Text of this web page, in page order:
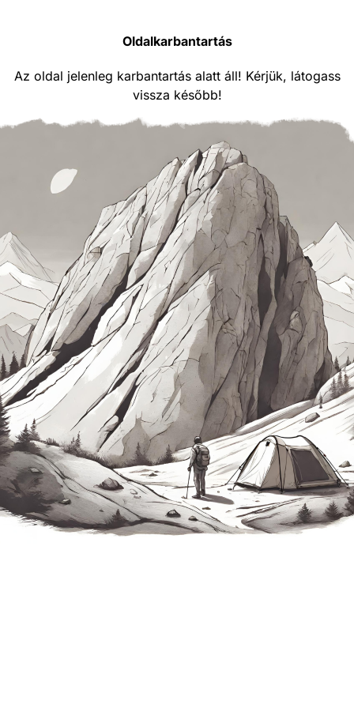
Oldalkarbantartás
Az oldal jelenleg karbantartás alatt áll! Kérjük, látogass
vissza később!